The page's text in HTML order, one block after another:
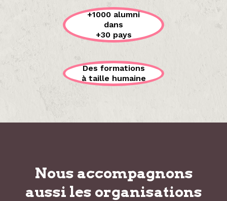
+1000 alumni
dans
+30 pays
Des formations
à taille humaine
Nous accompagnons
aussi les organisations